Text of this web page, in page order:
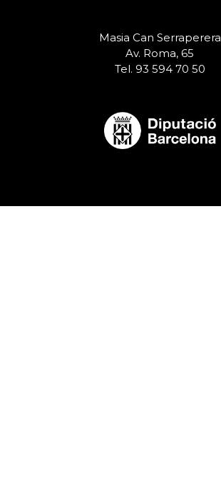
Masia Can Serraperera
Av. Roma, 65
Tel. 93 594 70 50